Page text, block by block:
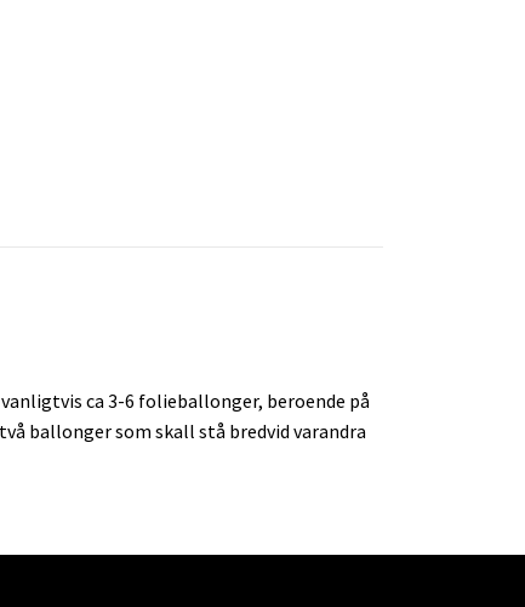
ca 3-6 folieballonger, beroende på
ballonger som skall stå bredvid varandra